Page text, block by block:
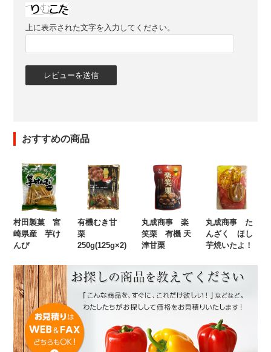
上に表示された文字を入力してください。
おすすめの商品
村田製菓 宮
崎県産 芋け
んぴ
有機むき甘
栗
250g(125g×2)
丸成商事 楽
笑栗 有機 天
津甘栗
丸成商事 た
んざく ほし
芋焼いたよ！